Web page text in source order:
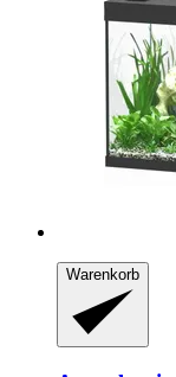
Warenkorb